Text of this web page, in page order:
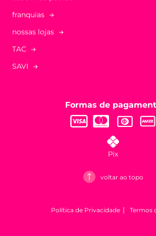
franquias
nossas lojas
TAC
SAVI
Formas de
voltar ao topo
Política de Privacidade Termos